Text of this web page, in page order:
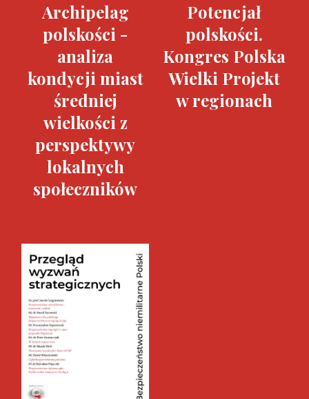
Archipelag
polskości -
analiza
kondycji miast
średniej
wielkości z
perspektywy
lokalnych
społeczników
Potencjał
polskości.
Kongres Polska
Wielki Projekt
w regionach